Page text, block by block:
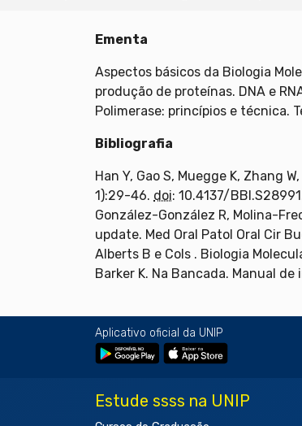
Ementa
Aspectos básicos da Biologia
produção de proteínas. DNA e
Polimerase: princípios e técnica.
Bibliografia
Han Y, Gao S, Muegge K, Zhang
1):29-46. doi: 10.4137/
González-González R, Molina-
update. Med Oral Patol Oral Cir
Alberts B e Cols . Biologia
Barker K. Na Bancada. Manual
Aplicativo oficial da UNIP
Estude ssss na UNIP